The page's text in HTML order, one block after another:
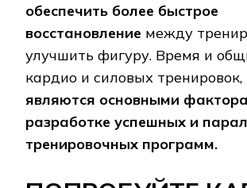
обеспечить более быстрое
восстановление между
улучшить фигуру. Время и
кардио и силовых тренировок,
являются основными
разработке успешных и
тренировочных программ.